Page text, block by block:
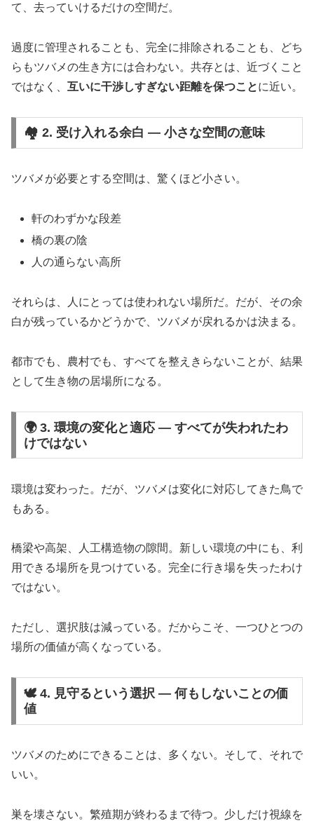
て、去っていけるだけの空間だ。
過度に管理されることも、完全に排除されることも、どち
らもツバメの生き方には合わない。共存とは、近づくこと
ではなく、 互いに干渉しすぎない距離を保つことに近い。
🏘️ 2. 受け入れる余白 ― 小さな空間の意味
ツバメが必要とする空間は、驚くほど小さい。
軒のわずかな段差
橋の裏の陰
人の通らない高所
それらは、人にとっては使われない場所だ。だが、その余
白が残っているかどうかで、ツバメが戻れるかは決まる。
都市でも、農村でも、すべてを整えきらないことが、結果
として生き物の居場所になる。
🌍 3. 環境の変化と適応 ― すべてが失われたわ
けではない
環境は変わった。だが、ツバメは変化に対応してきた鳥で
もある。
橋梁や高架、人工構造物の隙間。新しい環境の中にも、利
用できる場所を見つけている。完全に行き場を失ったわけ
ではない。
ただし、選択肢は減っている。だからこそ、一つひとつの
場所の価値が高くなっている。
🕊️ 4. 見守るという選択 ― 何もしないことの価
値
ツバメのためにできることは、多くない。そして、それで
いい。
巣を壊さない。繁殖期が終わるまで待つ。少しだけ視線を